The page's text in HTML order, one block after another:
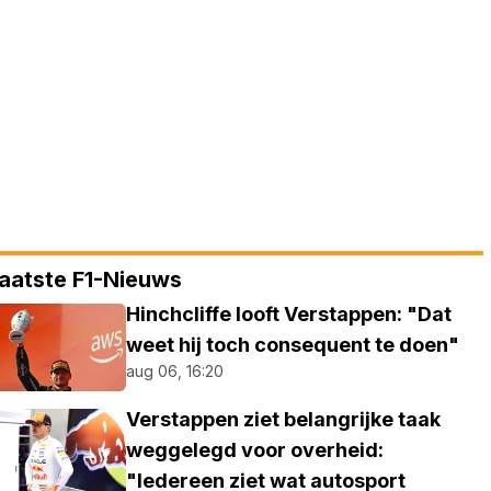
F1-Nieuws
Hinchcliffe looft Verstappen: "Dat
weet hij toch consequent te doen"
aug 06, 16:20
Verstappen ziet belangrijke taak
weggelegd voor overheid:
"Iedereen ziet wat autosport